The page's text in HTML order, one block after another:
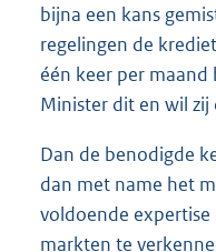
bijna een kans
regelingen de
één keer per
Minister dit en wil
Dan de benodigde
dan met name het
voldoende
markten te